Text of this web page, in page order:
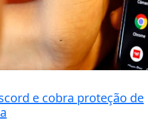
e cobra proteção de